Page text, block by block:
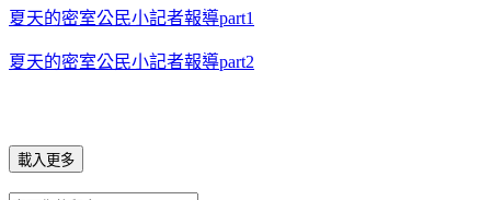
夏天的密室公民小記者報導part1
夏天的密室公民小記者報導part2
載入更多